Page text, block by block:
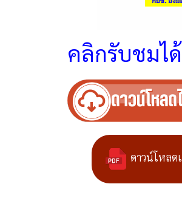
คลิกรับชมไ
ดาวน์โหลด